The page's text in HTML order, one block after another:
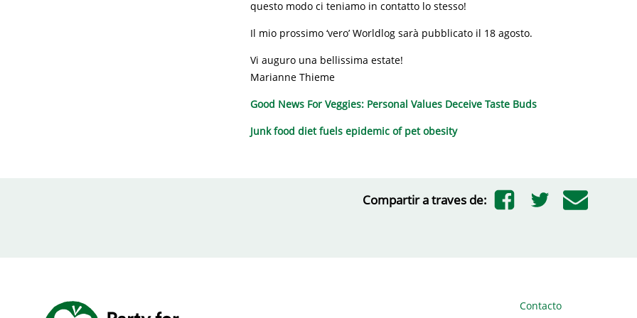
questo modo ci teniamo in contatto lo stesso!
Il mio prossimo ‘vero’ Worldlog sarà pubblicato il 18 agosto.
Vi auguro una bellissima estate!
Marianne Thieme
Good News For Veggies: Personal Values Deceive Taste Buds
Junk food diet fuels epidemic of pet obesity
Compartir a traves de:
Contacto